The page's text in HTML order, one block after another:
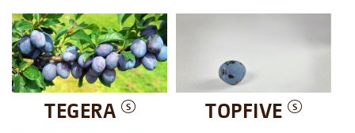
TEGERA S TOPFIVE S